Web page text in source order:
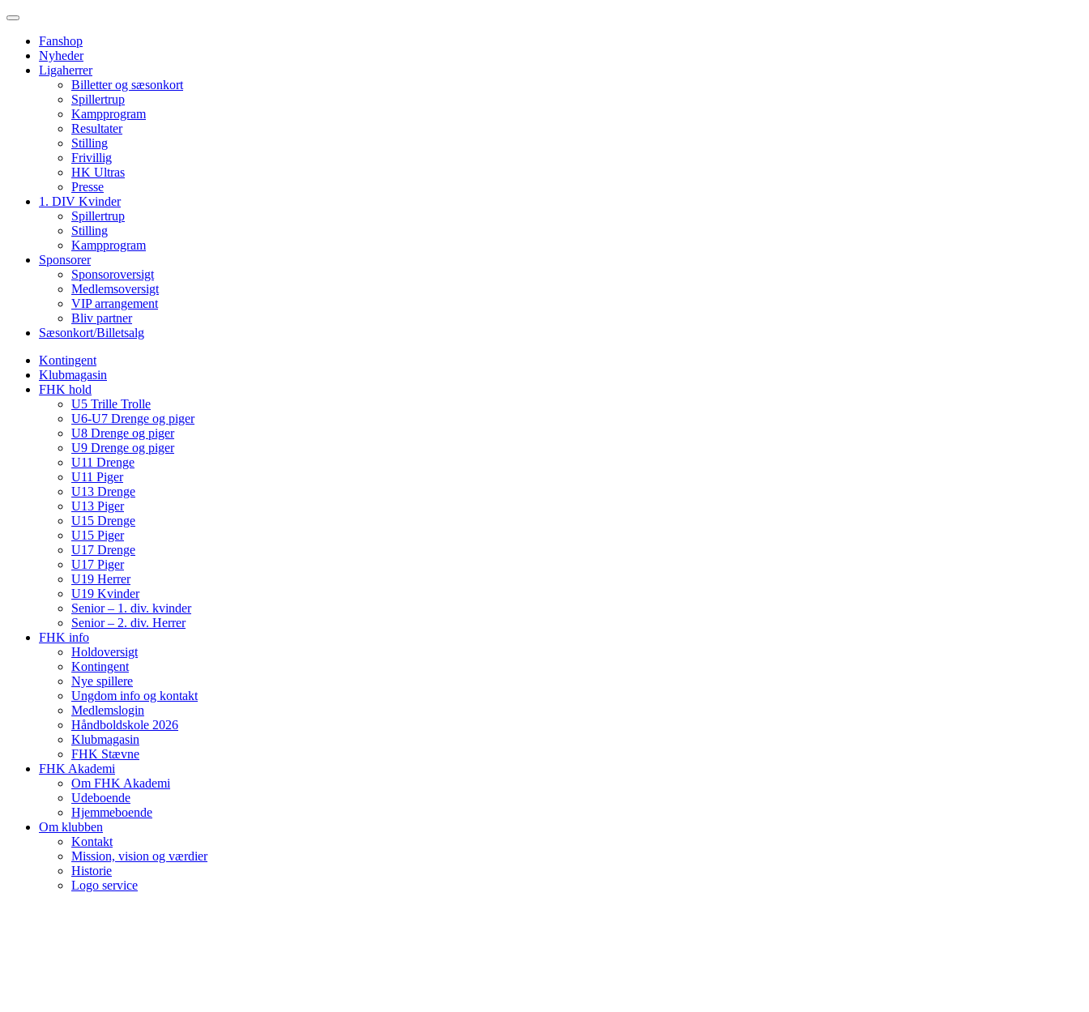
Fanshop
Nyheder
Ligaherrer
Billetter og sæsonkort
Spillertrup
Kampprogram
Resultater
Stilling
Frivillig
HK Ultras
Presse
1. DIV Kvinder
Spillertrup
Stilling
Kampprogram
Sponsorer
Sponsoroversigt
Medlemsoversigt
VIP arrangement
Bliv partner
Sæsonkort/Billetsalg
Kontingent
Klubmagasin
FHK hold
U5 Trille Trolle
U6-U7 Drenge og piger
U8 Drenge og piger
U9 Drenge og piger
U11 Drenge
U11 Piger
U13 Drenge
U13 Piger
U15 Drenge
U15 Piger
U17 Drenge
U17 Piger
U19 Herrer
U19 Kvinder
Senior – 1. div. kvinder
Senior – 2. div. Herrer
FHK info
Holdoversigt
Kontingent
Nye spillere
Ungdom info og kontakt
Medlemslogin
Håndboldskole 2026
Klubmagasin
FHK Stævne
FHK Akademi
Om FHK Akademi
Udeboende
Hjemmeboende
Om klubben
Kontakt
Mission, vision og værdier
Historie
Logo service